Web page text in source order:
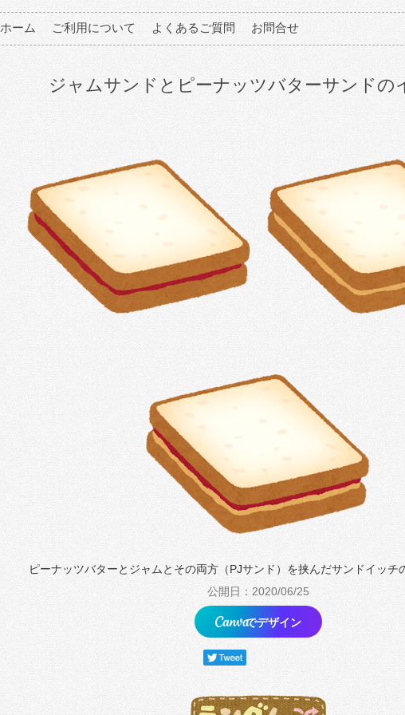
ホーム ご利用について よくあるご質問 お問合せ
ジャムサンドとピーナッツバターサンドの
ピーナッツバターとジャムとその両方（PJサンド）を挟んだサンドイッチ
公開日：2020/06/25
でデザイン